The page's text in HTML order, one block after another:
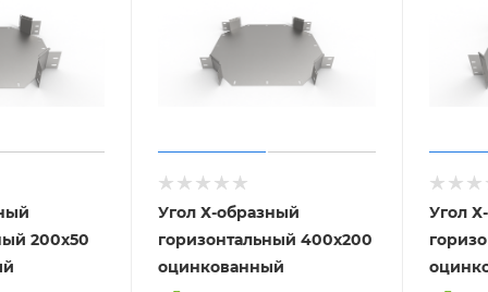
200х50
Угол Х-образный
горизонтальный 400х200
оцинкованный
Угол